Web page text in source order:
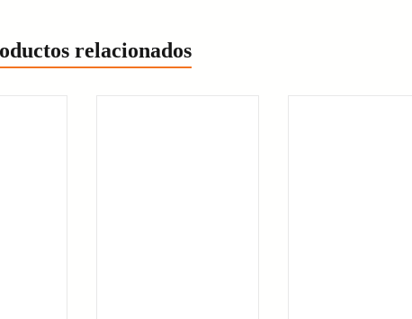
relacionados